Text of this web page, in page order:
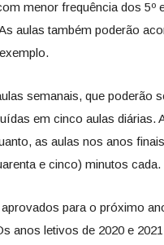
menor frequência dos 5º
aulas também poderão
semanais, que poderão
em cinco aulas diárias.
as aulas nos anos
e cinco) minutos cada.
para o próximo
anos letivos de 2020 e